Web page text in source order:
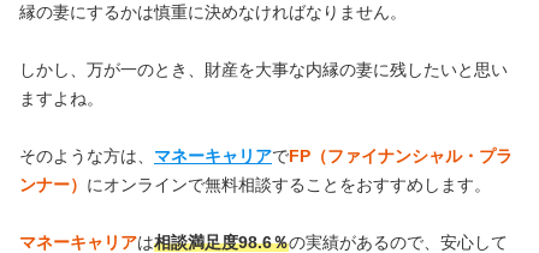
縁の妻にするかは慎重に決めなければなりません。
しかし、万が一のとき、財産を大事な内縁の妻に残したいと思い
ますよね。
そのような方は、 マネーキャリアでFP（ファイナンシャル・プラ
ンナー） にオンラインで無料相談することをおすすめします。
マネーキャリアは相談満足度98.6％の実績があるので、安心して